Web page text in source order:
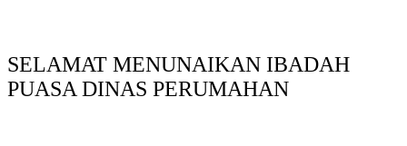
SELAMAT MENUNAIKAN IBADAH
PUASA DINAS PERUMAHAN